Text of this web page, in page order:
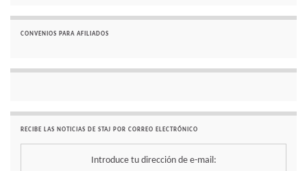
CONVENIOS PARA AFILIADOS
RECIBE LAS NOTICIAS DE STAJ POR CORREO ELECTRÓNICO
Introduce tu dirección de e-mail: